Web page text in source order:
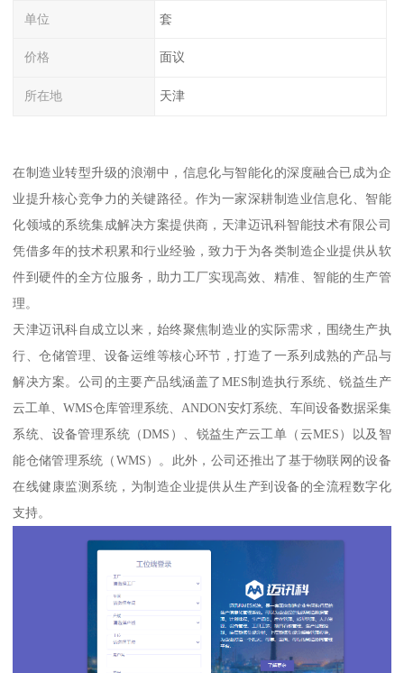
单位 套
价格 面议
所在地 天津
在制造业转型升级的浪潮中，信息化与智能化的深度融合已成为企
业提升核心竞争力的关键路径。作为一家深耕制造业信息化、智能
化领域的系统集成解决方案提供商，天津迈讯科智能技术有限公司
凭借多年的技术积累和行业经验，致力于为各类制造企业提供从软
件到硬件的全方位服务，助力工厂实现高效、精准、智能的生产管
理。
天津迈讯科自成立以来，始终聚焦制造业的实际需求，围绕生产执
行、仓储管理、设备运维等核心环节，打造了一系列成熟的产品与
解决方案。公司的主要产品线涵盖了MES制造执行系统、锐益生产
云工单、WMS仓库管理系统、ANDON安灯系统、车间设备数据采集
系统、设备管理系统（DMS）、锐益生产云工单（云MES）以及智
能仓储管理系统（WMS）。此外，公司还推出了基于物联网的设备
在线健康监测系统，为制造企业提供从生产到设备的全流程数字化
支持。